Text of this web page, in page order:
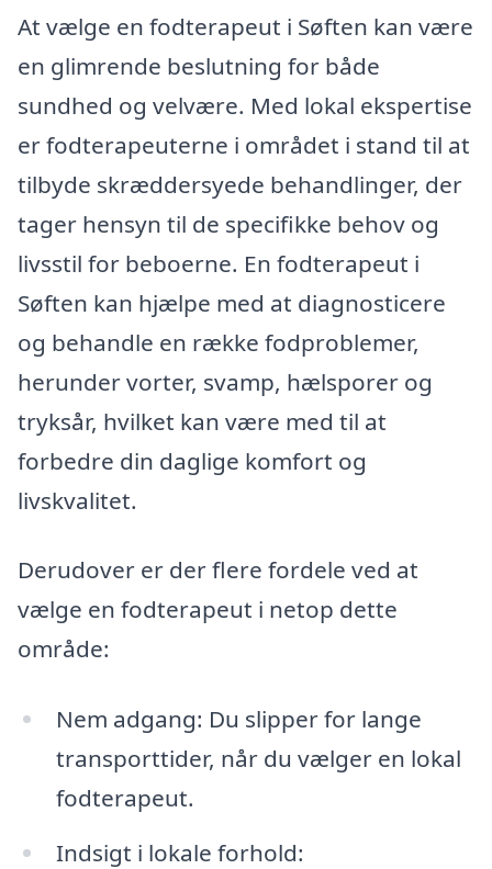
At vælge en fodterapeut i Søften kan være
en glimrende beslutning for både
sundhed og velvære. Med lokal ekspertise
er fodterapeuterne i området i stand til at
tilbyde skræddersyede behandlinger, der
tager hensyn til de specifikke behov og
livsstil for beboerne. En fodterapeut i
Søften kan hjælpe med at diagnosticere
og behandle en række fodproblemer,
herunder vorter, svamp, hælsporer og
tryksår, hvilket kan være med til at
forbedre din daglige komfort og
livskvalitet.
Derudover er der flere fordele ved at
vælge en fodterapeut i netop dette
område:
Nem adgang: Du slipper for lange
transporttider, når du vælger en lokal
fodterapeut.
Indsigt i lokale forhold: